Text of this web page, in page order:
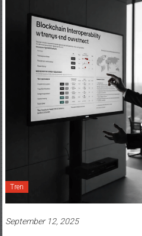
Tren
September 12, 2025